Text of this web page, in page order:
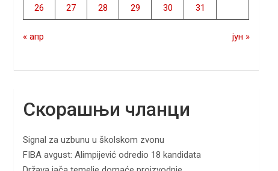
26 27 28 29 30 31
« апр јун »
Скорашњи чланци
Signal za uzbunu u školskom zvonu
FIBA avgust: Alimpijević odredio 18 kandidata